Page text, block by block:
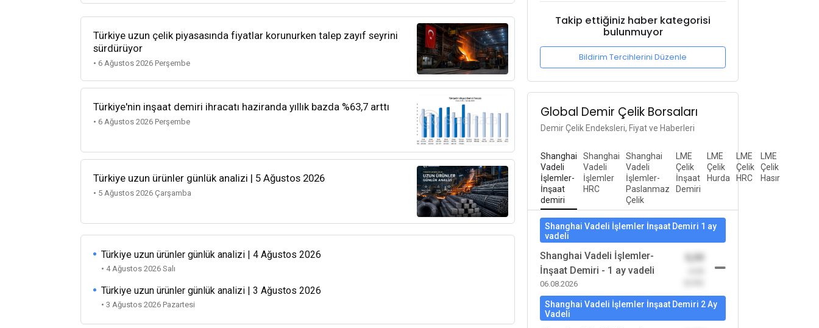
Türkiye uzun çelik piyasasında fiyatlar korunurken talep zayıf seyrini
sürdürüyor
• 6 Ağustos 2026 Perşembe
Türkiye'nin inşaat demiri ihracatı haziranda yıllık bazda %63,7 arttı
• 6 Ağustos 2026 Perşembe
Türkiye uzun ürünler günlük analizi | 5 Ağustos 2026
• 5 Ağustos 2026 Çarşamba
Türkiye uzun ürünler günlük analizi | 4 Ağustos 2026
• 4 Ağustos 2026 Salı
Türkiye uzun ürünler günlük analizi | 3 Ağustos 2026
• 3 Ağustos 2026 Pazartesi
Takip ettiğiniz haber kategorisi
bulunmuyor
Bildirim Tercihlerini Düzenle
Global Demir Çelik Borsaları
Demir Çelik Endeksleri, Fiyat ve Haberleri
Shanghai
Vadeli
İşlemler-
İnşaat
demiri
Shanghai
Vadeli
İşlemler
HRC
Shanghai
Vadeli
İşlemler-
Paslanmaz
Çelik
LME
Çelik
İnşaat
Demiri
LME
Çelik
Hurda
LME
Çelik
HRC
LME
Çelik
Hasır
Shanghai Vadeli İşlemler İnşaat Demiri 1 ay
vadeli
Shanghai Vadeli İşlemler-
İnşaat Demiri - 1 ay vadeli
06.08.2026
0,00
Shanghai Vadeli İşlemler İnşaat Demiri 2 Ay
Vadeli